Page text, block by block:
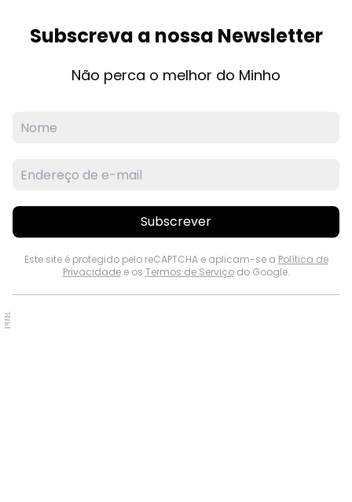
Subscreva a nossa Newsletter
Não perca o melhor do Minho
Subscrever
Este site é protegido pelo reCAPTCHA e aplicam-se a Política de
Privacidadee os Termos de Serviçodo Google.
PUB.